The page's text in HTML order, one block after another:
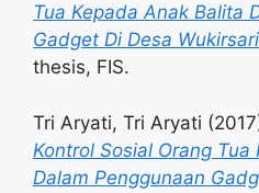
Tua Kepada Anak Balita
Gadget Di Desa
thesis, FIS.
Tri Aryati, Tri Aryati
Kontrol Sosial Orang
Dalam Penggunaan